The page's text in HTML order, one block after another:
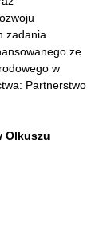
zadania
ze
w
Partnerstwo
Olkuszu